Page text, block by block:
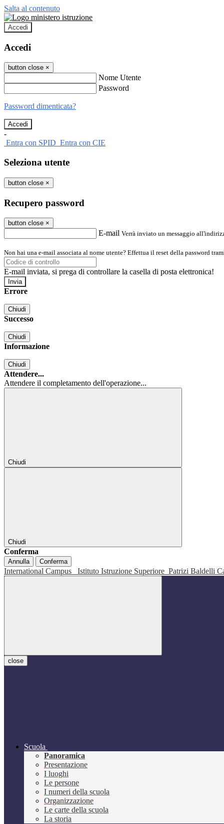
Salta al contenuto
Accedi
Accedi
button close ×
Nome Utente
Password
Password dimenticata?
-
Entra con SPID Entra con CIE
Seleziona utente
button close ×
Recupero password
button close ×
E-mail Verrà inviato un messaggio
Non hai una e-mail associata al nome utente? Effettua il reset della password
E-mail inviata, si prega di controllare la casella di posta elettronica!
Errore
Chiudi
Successo
Chiudi
Informazione
Chiudi
Attendere...
Attendere il completamento dell'operazione...
Chiudi
Chiudi
Conferma
Annulla Conferma
International Campus Istituto Istruzione Superiore Patrizi Baldelli
close
Scuola
Panoramica
Presentazione
I luoghi
Le persone
I numeri della scuola
Organizzazione
Le carte della scuola
La storia